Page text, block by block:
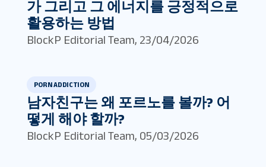
가 그리고 그 에너지를 긍정적으로
활용하는 방법
BlockP Editorial Team, 23/04/2026
PORN ADDICTION
남자친구는 왜 포르노를 볼까? 어
떻게 해야 할까?
BlockP Editorial Team, 05/03/2026